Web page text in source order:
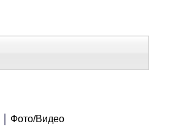
Фото/Видео